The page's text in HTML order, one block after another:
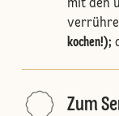
mit den
kochen!);
Zum